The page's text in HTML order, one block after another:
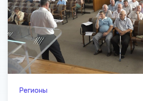
Регионы